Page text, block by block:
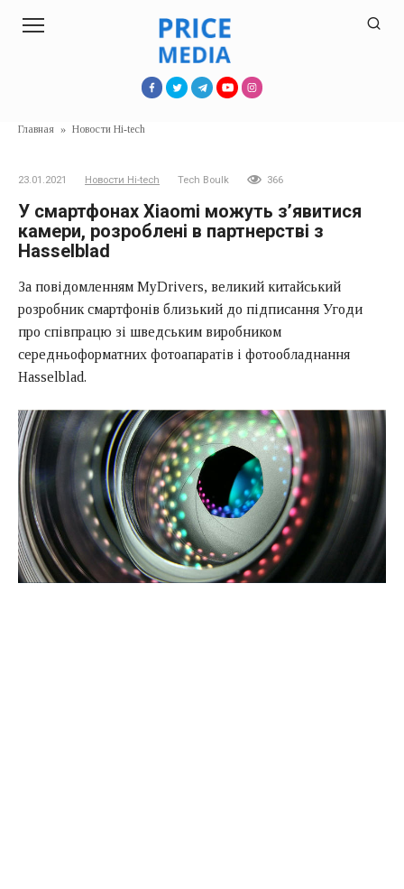
Главная » Новости Hi-tech
23.01.2021 Новости Hi-tech Tech Boulk 366
У смартфонах Xiaomi можуть з’явитися
камери, розроблені в партнерстві з
Hasselblad
За повідомленням MyDrivers, великий китайський
розробник смартфонів близький до підписання Угоди
про співпрацю зі шведським виробником
середньоформатних фотоапаратів і фотообладнання
Hasselblad.